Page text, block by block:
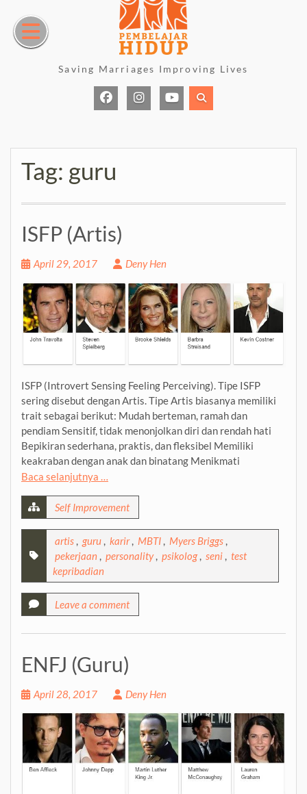
content
Saving Marriages Improving Lives
Tag: guru
ISFP (Artis)
April 29, 2017 Deny Hen
ISFP (Introvert Sensing Feeling Perceiving). Tipe ISFP
sering disebut dengan Artis. Tipe Artis biasanya memiliki
trait sebagai berikut: Mudah berteman, ramah dan
pendiam Sensitif, tidak menonjolkan diri dan rendah hati
Bepikiran sederhana, praktis, dan fleksibel Memiliki
keakraban dengan anak dan binatang Menikmati
Baca selanjutnya …
Self Improvement
artis , guru , karir , MBTI , Myers Briggs ,
pekerjaan , personality , psikolog , seni , test
kepribadian
Leave a comment
ENFJ (Guru)
April 28, 2017 Deny Hen